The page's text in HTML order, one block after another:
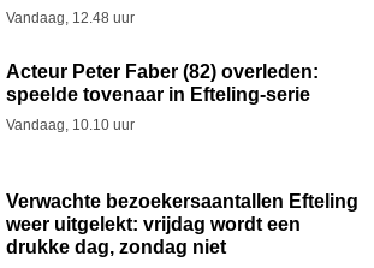
Vandaag, 12.48 uur
Acteur Peter Faber (82) overleden:
speelde tovenaar in Efteling-serie
Vandaag, 10.10 uur
Verwachte bezoekersaantallen Efteling
weer uitgelekt: vrijdag wordt een
drukke dag, zondag niet